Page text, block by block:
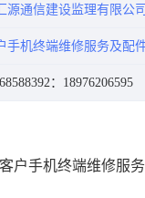
源通信建设监理有限公司
手机终端维修服务及配
：18976206595
户手机终端维修服